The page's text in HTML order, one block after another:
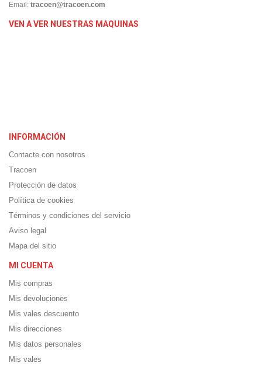
Email: tracoen@tracoen.com
VEN A VER NUESTRAS MAQUINAS
INFORMACIÓN
Contacte con nosotros
Tracoen
Protección de datos
Política de cookies
Términos y condiciones del servicio
Aviso legal
Mapa del sitio
MI CUENTA
Mis compras
Mis devoluciones
Mis vales descuento
Mis direcciones
Mis datos personales
Mis vales